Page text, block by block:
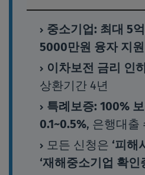
중소기업: 최대 5억
5000만원 융자 지원
이차보전 금리 인
상환기간 4년
특례보증: 100%
0.1~0.5%, 은행대출
모든 신청은 ‘피해
‘재해중소기업 확인